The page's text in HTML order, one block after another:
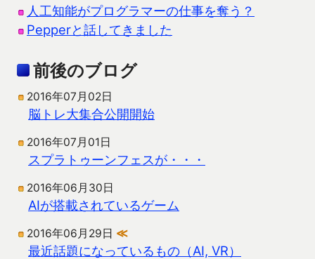
人工知能がプログラマーの仕事を奪う？
Pepperと話してきました
前後のブログ
2016年07月02日
脳トレ大集合公開開始
2016年07月01日
スプラトゥーンフェスが・・・
2016年06月30日
AIが搭載されているゲーム
2016年06月29日 ≪
最近話題になっているもの（AI, VR）